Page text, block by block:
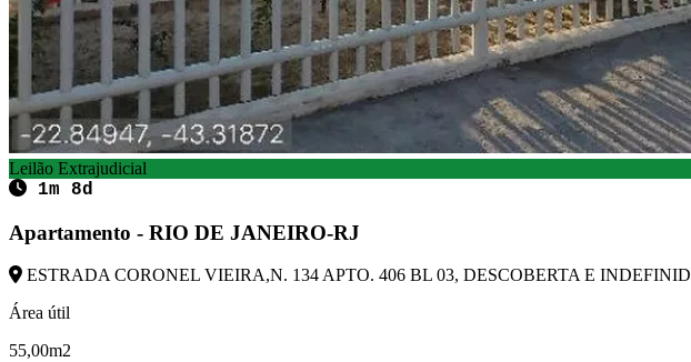
Leilão Extrajudicial
1m 8d
Apartamento - RIO DE JANEIRO-RJ
ESTRADA CORONEL VIEIRA,N. 134 APTO. 406 BL 03, DESCOBERTA E
Área útil
55,00m2